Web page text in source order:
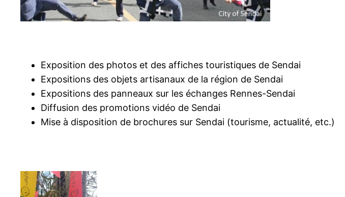
Exposition des photos et des affiches touristiques de Sendai
Expositions des objets artisanaux de la région de Sendai
Expositions des panneaux sur les échanges Rennes-Sendai
Diffusion des promotions vidéo de Sendai
Mise à disposition de brochures sur Sendai (tourisme, actualité, etc.)